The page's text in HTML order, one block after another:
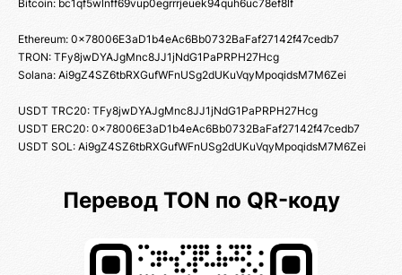
Bitcoin: bc1qf5wlnff69vup0egrrrjeuek94quh6uc78ef8lf
Ethereum: 0x78006E3aD1b4eAc6Bb0732BaFaf27142f47cedb7
TRON: TFy8jwDYAJgMnc8JJ1jNdG1PaPRPH27Hcg
Solana: Ai9gZ4SZ6tbRXGufWFnUSg2dUKuVqyMpoqidsM7M6Zei
USDT TRC20: TFy8jwDYAJgMnc8JJ1jNdG1PaPRPH27Hcg
USDT ERC20: 0x78006E3aD1b4eAc6Bb0732BaFaf27142f47cedb7
USDT SOL: Ai9gZ4SZ6tbRXGufWFnUSg2dUKuVqyMpoqidsM7M6Zei
Перевод TON по QR-коду